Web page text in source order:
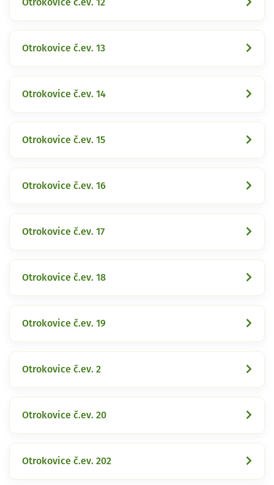
Otrokovice č.ev. 12
Otrokovice č.ev. 13
Otrokovice č.ev. 14
Otrokovice č.ev. 15
Otrokovice č.ev. 16
Otrokovice č.ev. 17
Otrokovice č.ev. 18
Otrokovice č.ev. 19
Otrokovice č.ev. 2
Otrokovice č.ev. 20
Otrokovice č.ev. 202